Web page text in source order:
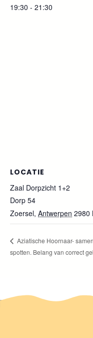
19:30 - 21:30
LOCATIE
Zaal Dorpzicht 1+2
Dorp 54
Zoersel, Antwerpen 2980
Aziatische Hoornaar-
spotten. Belang van correct